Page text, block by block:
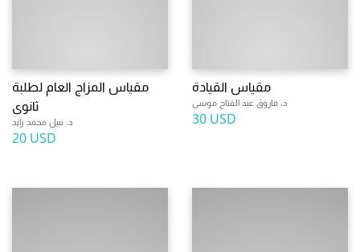
مقياس المزاج العام لطلبة
ثانوى
د. نبيل محمد زايد
20 USD
مقياس القيادة
د. فاروق عبد الفتاح موسى
30 USD